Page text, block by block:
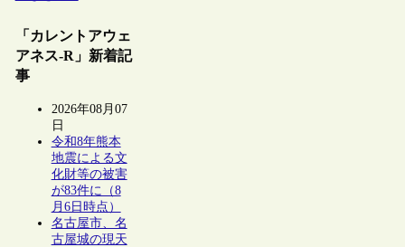
「カレントアウェ
アネス-R」新着記
事
2026年08月07
日
令和8年熊本
地震による文
化財等の被害
が83件に（8
月6日時点）
名古屋市、名
古屋城の現天